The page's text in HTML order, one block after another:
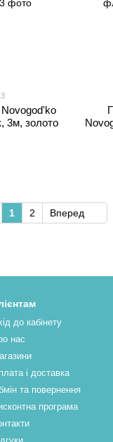
Novogod'ko
3м, золото
1 2 Вперед
до кабінету
нас
і доставка
та повернення
програма